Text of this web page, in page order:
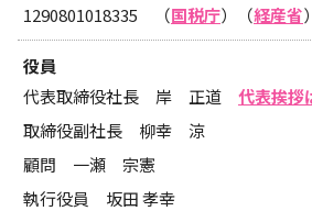
1290801018335 （国税庁）（経産省）
役員
代表取締役社長 岸 正道 代表挨拶
取締役副社長 柳幸 涼
顧問 一瀬 宗憲
執行役員 坂田 孝幸